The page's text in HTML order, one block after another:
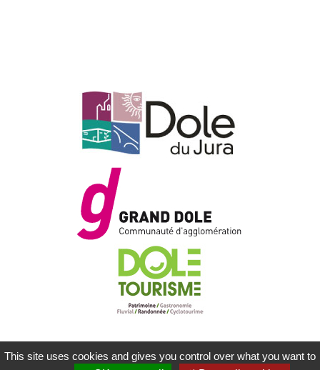
This site uses cookies and gives you control over what you want to